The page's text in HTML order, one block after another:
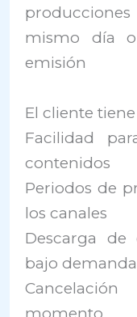
mismo día
emisión
El cliente
Facilidad
contenidos
Periodos de
los canales
Descarga de
bajo demanda
momento